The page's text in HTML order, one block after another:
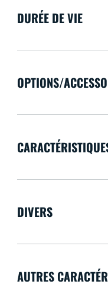
DURÉE DE VIE
OPTIONS/
DIVERS
AUTRES